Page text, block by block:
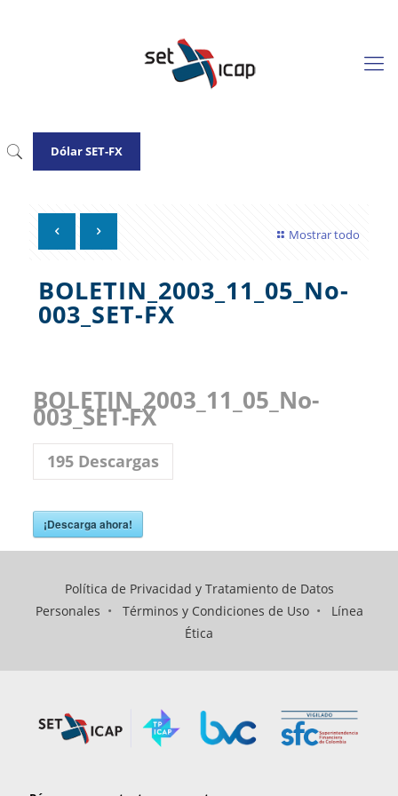
Dólar SET-FX
Mostrar todo
BOLETIN_2003_11_05_No-
003_SET-FX
BOLETIN_2003_11_05_No-
003_SET-FX
195Descargas
¡Descarga ahora!
Política de Privacidad y Tratamiento de Datos
Personales • Términos y Condiciones de Uso• Línea
Ética